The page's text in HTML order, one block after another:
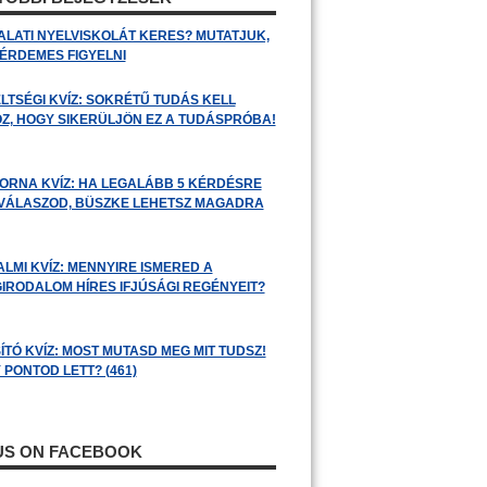
NYELVISKOLÁT KERES? MUTATJUK,
FIGYELNI
KVÍZ: SOKRÉTŰ TUDÁS KELL
HOGY SIKERÜLJÖN EZ A TUDÁSPRÓBA!
KVÍZ: HA LEGALÁBB 5 KÉRDÉSRE
BÜSZKE LEHETSZ MAGADRA
KVÍZ: MENNYIRE ISMERED A
HÍRES IFJÚSÁGI REGÉNYEIT?
KVÍZ: MOST MUTASD MEG MIT TUDSZ!
LETT? (461)
ON FACEBOOK